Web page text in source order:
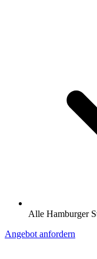
Alle Hamburger
Angebot anfordern